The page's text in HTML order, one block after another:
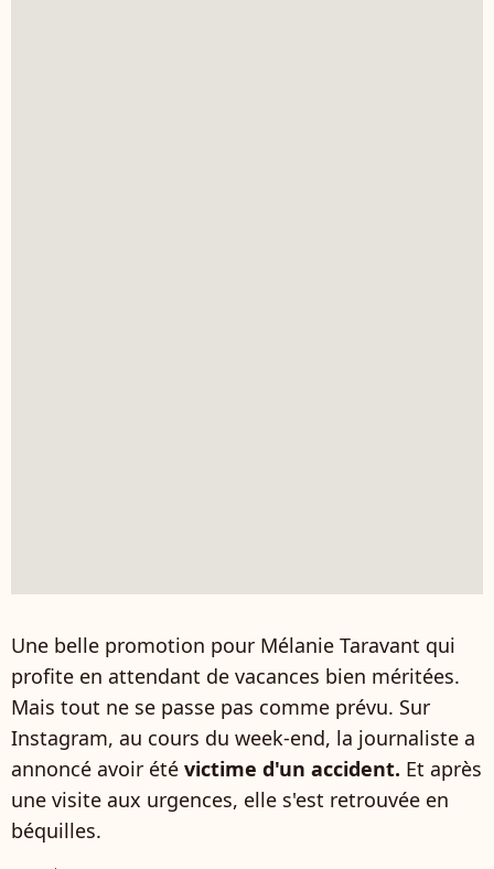
Une belle promotion pour Mélanie Taravant qui
profite en attendant de vacances bien méritées.
Mais tout ne se passe pas comme prévu. Sur
Instagram, au cours du week-end, la journaliste a
annoncé avoir été victime d'un accident. Et après
une visite aux urgences, elle s'est retrouvée en
béquilles.